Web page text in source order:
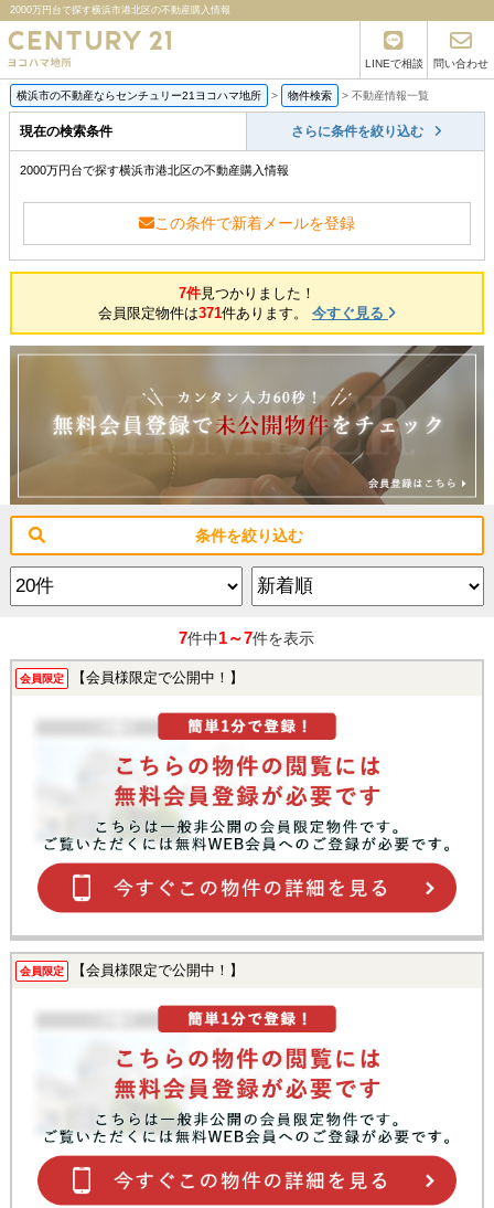
2000万円台で探す横浜市港北区の不動産購入情報
LINEで相談 問い合わせ
横浜市の不動産ならセンチュリー21ヨコハマ地所 > 物件検索 > 不動産情報一覧
現在の検索条件 さらに条件を絞り込む
2000万円台で探す横浜市港北区の不動産購入情報
この条件で新着メールを登録
7件見つかりました！
会員限定物件は371件あります。 今すぐ見る
条件を絞り込む
7件中1～7件を表示
会員限定 【会員様限定で公開中！】
会員限定 【会員様限定で公開中！】